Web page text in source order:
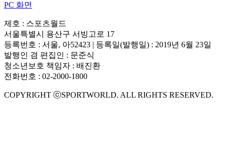
PC 화면
제호 : 스포츠월드
서울특별시 용산구 서빙고로 17
등록번호 : 서울, 아52423 | 등록일(발행일) : 2019년 6월 23일
발행인 겸 편집인 : 문준식
청소년보호 책임자 : 배진환
전화번호 : 02-2000-1800
COPYRIGHT ⓒSPORTWORLD. ALL RIGHTS RESERVED.